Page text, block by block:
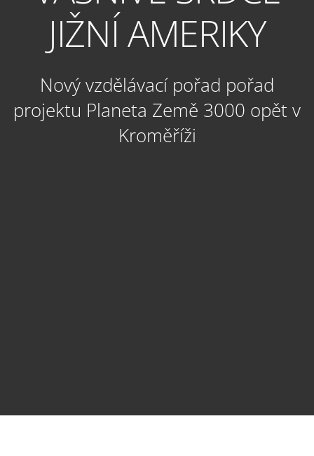
JIŽNÍ AMERIKY
Nový vzdělávací pořad pořad
projektu Planeta Země 3000 opět v
Kroměříži